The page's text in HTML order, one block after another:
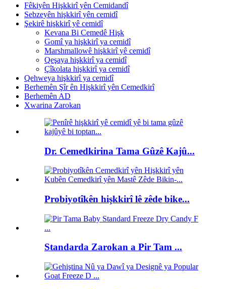
Fêkiyên Hişkkirî yên Cemidandî
Sebzeyên hişkkirî yên cemidî
Şekirê hişkkirî yê cemidî
Kevana Bi Cemedê Hişk
Gomî ya hişkkirî ya cemidî
Marshmallowê hişkkirî yê cemidî
Qeşaya hişkkirî ya cemidî
Çîkolata hişkkirî ya cemidî
Qehweya hişkkirî ya cemidî
Berhemên Şîr ên Hişkkirî yên Cemedkirî
Berhemên AD
Xwarina Zarokan
Dr. Cemedkirina Tama Gûzê Kajû...
Probiyotîkên hişkkirî lê zêde bike...
Standarda Zarokan a Pir Tam ...